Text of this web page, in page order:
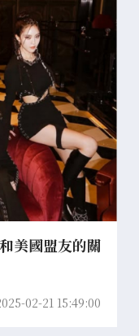
美國盟友的關
02-21 15:49:00